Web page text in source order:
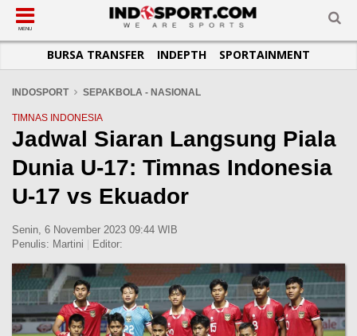
SUB-MENU
SEPAKBOLA
LIGA INGGRIS
LIGA ITALIA
LIGA SPANYOL
LIGA JERMAN
LIGA PRANCIS
LIGA EUROPA
SUB-MENU
SPORTAINMENT
SUB-MENU
OTOMOTIF
OTOMANIA
SUB-MENU
BASKET
FUTSAL
OLIMPIK
E-SPORT
SUB-MENU
JADWAL
SUB-MENU
TOPIK HARI INI
INFOGRAFIS
GALERI FOTO
TEMPAT OLAHRAGA
KOMUNITAS SEHAT
MENU
BURSA TRANSFER INDEPTH SPORTAINMENT
INDOSPORT SEPAKBOLA - NASIONAL
TIMNAS INDONESIA
Jadwal Siaran Langsung Piala
Dunia U-17: Timnas Indonesia
U-17 vs Ekuador
Senin, 6 November 2023 09:44 WIB
Penulis: Martini Editor: